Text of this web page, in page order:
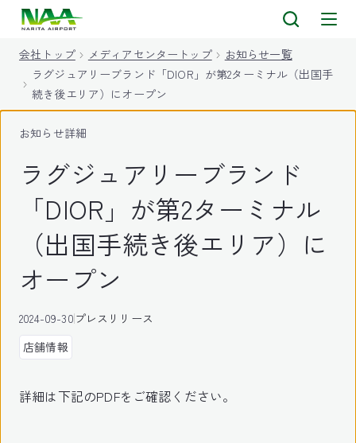
会社トップ メディアセンタートップ
お知らせ一覧
ラグジュアリーブランド「DIOR」が第2ターミナル（出国手
続き後エリア）にオープン
お知らせ詳細
ラグジュアリーブランド
「DIOR」が第2ターミナル
（出国手続き後エリア）に
オープン
2024-09-30プレスリリース
店舗情報
詳細は下記のPDFをご確認ください。